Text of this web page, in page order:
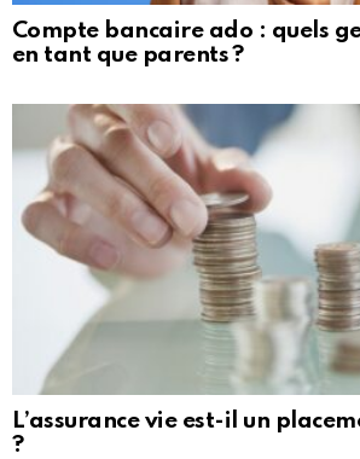
Compte bancaire ado : quels
en tant que parents ?
L’assurance vie est-il un
?